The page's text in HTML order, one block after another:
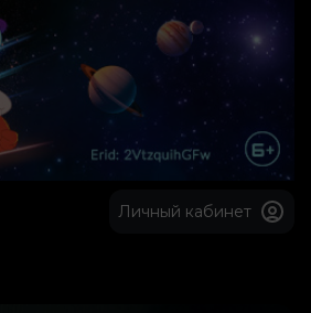
Личный кабинет